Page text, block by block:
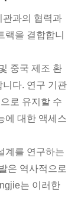
관과의 협력과
랙을 결합합니
중국 제조 환
다. 연구 기관
로 유지할 수
에 대한 액세스
계를 연구하는
은 역사적으로
는 이러한